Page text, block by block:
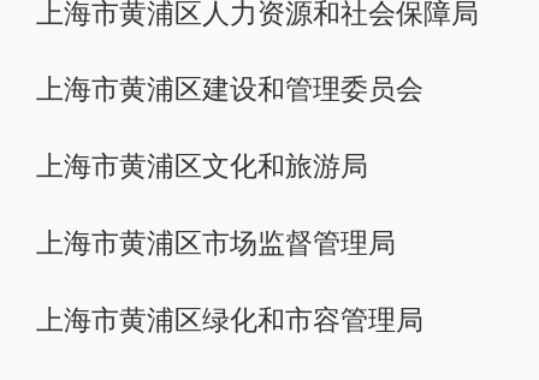
上海市黄浦区人力资源和社会保障局
上海市黄浦区建设和管理委员会
上海市黄浦区文化和旅游局
上海市黄浦区市场监督管理局
上海市黄浦区绿化和市容管理局